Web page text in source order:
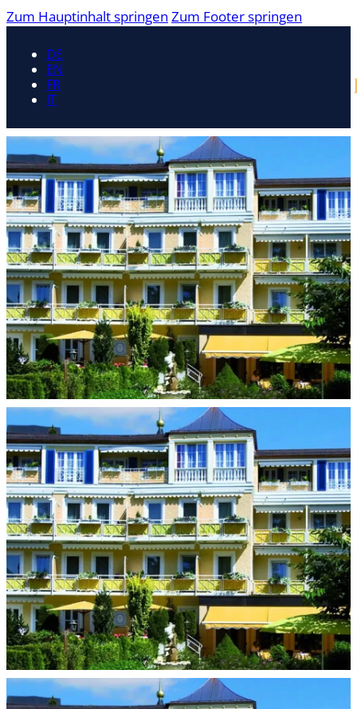
Zum Hauptinhalt springen Zum Footer springen
DE
EN
FR
IT